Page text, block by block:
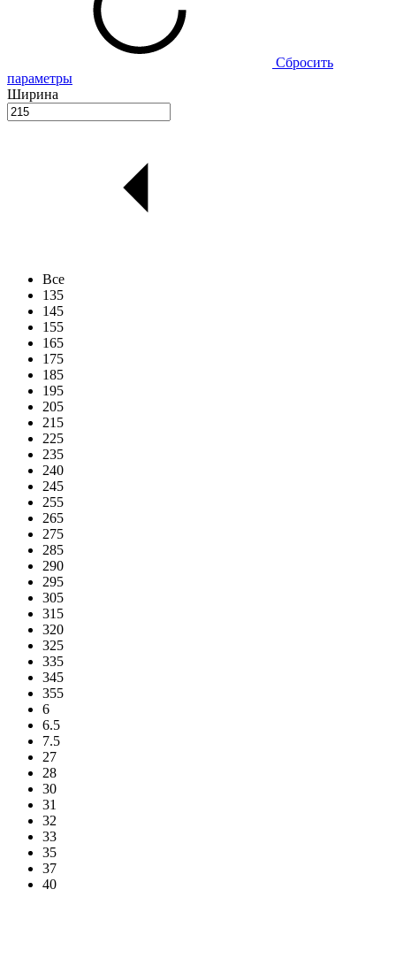
Сбросить
параметры
Ширина
Все
135
145
155
165
175
185
195
205
215
225
235
240
245
255
265
275
285
290
295
305
315
320
325
335
345
355
6
6.5
7.5
27
28
30
31
32
33
35
37
40